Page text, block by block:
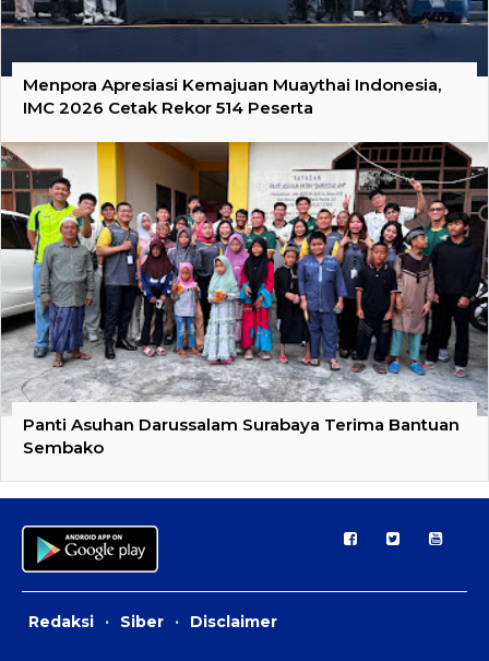
Menpora Apresiasi Kemajuan Muaythai Indonesia,
IMC 2026 Cetak Rekor 514 Peserta
Panti Asuhan Darussalam Surabaya Terima Bantuan
Sembako
Redaksi · Siber · Disclaimer